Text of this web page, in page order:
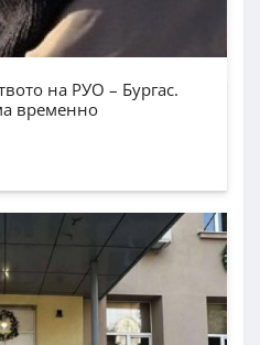
на РУО – Бургас.
временно